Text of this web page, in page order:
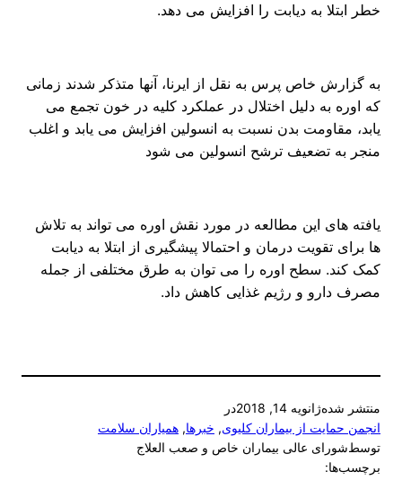
خطر ابتلا به دیابت را افزایش می دهد.
به گزارش خاص پرس به نقل از ایرنا، آنها متذکر شدند زمانی
که اوره به دلیل اختلال در عملکرد کلیه در خون تجمع می
یابد، مقاومت بدن نسبت به انسولین افزایش می یابد و اغلب
منجر به تضعیف ترشح انسولین می شود
یافته های این مطالعه در مورد نقش اوره می تواند به تلاش
ها برای تقویت درمان و احتمالا پیشگیری از ابتلا به دیابت
کمک کند. سطح اوره را می توان به طرق مختلفی از جمله
مصرف دارو و رژیم غذایی کاهش داد.
منتشر شدهژانویه 14, 2018
در
انجمن حمایت از بیماران کلیوی, خبرها, همیاران سلامت
توسطشورای عالی بیماران خاص و صعب العلاج
برچسب‌ها: